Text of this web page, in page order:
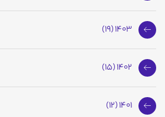
1403 (19)
1402 (15)
1401 (12)